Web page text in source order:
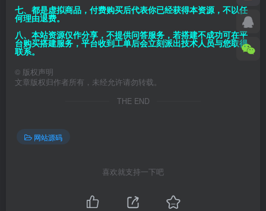
七、都是虚拟商品，付费购买后代表你已经获得本资源，不以任
何理由退费。
八、本站资源仅作分享，不提供问答服务，若搭建不成功可在平
台购买搭建服务，平台收到工单后会立刻派出技术人员与您取得
联系。
© 版权声明
文章版权归作者所有，未经允许请勿转载。
THE END
网站源码
喜欢就支持一下吧